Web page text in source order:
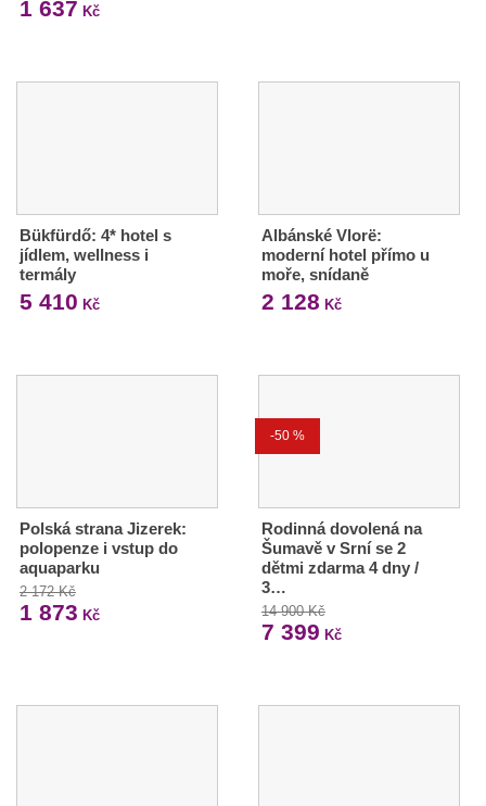
1 637 Kč
Bükfürdő: 4* hotel s
jídlem, wellness i
termály
5 410 Kč
Albánské Vlorë:
moderní hotel přímo u
moře, snídaně
2 128 Kč
Polská strana Jizerek:
polopenze i vstup do
aquaparku
2 172 Kč
1 873 Kč
-50 %
Rodinná dovolená na
Šumavě v Srní se 2
dětmi zdarma 4 dny /
3…
14 900 Kč
7 399 Kč